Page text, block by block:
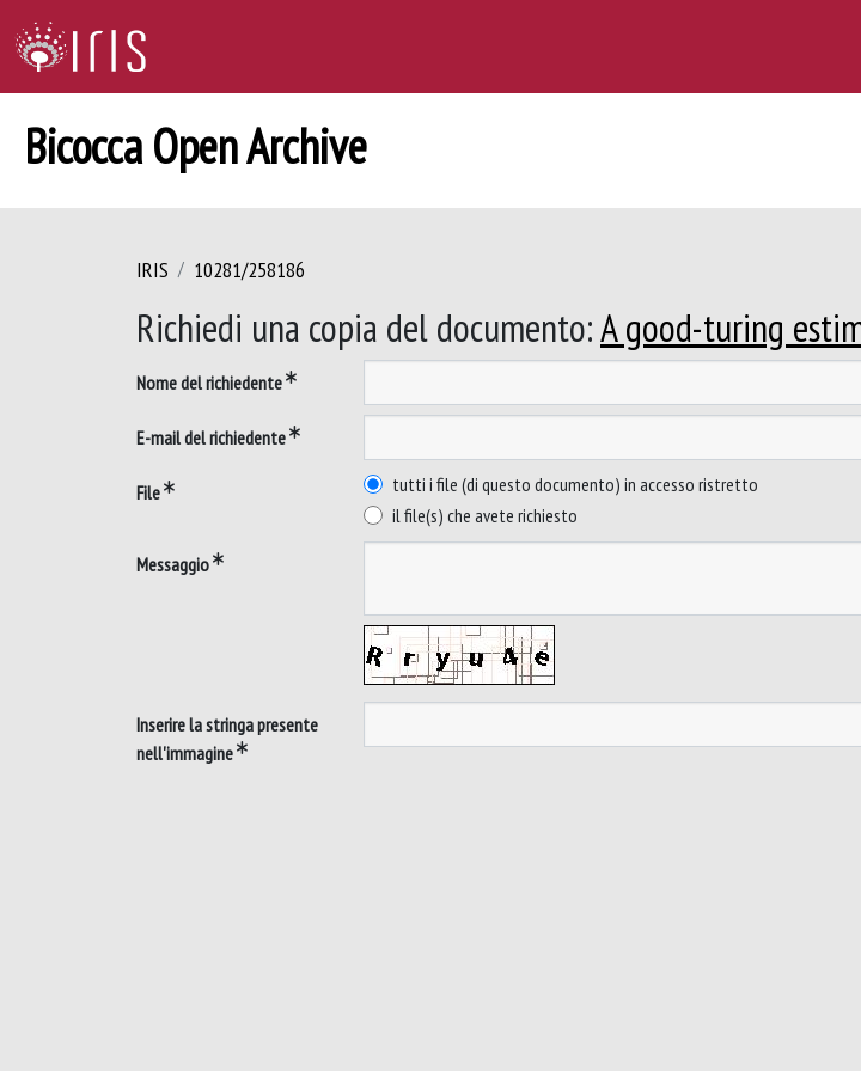
Bicocca Open Archive
IRIS 10281/258186
Richiedi una copia del documento:A good-turing
Nome del richiedente
E-mail del richiedente
File
tutti i file (di questo documento) in accesso ristretto
il file(s) che avete richiesto
Messaggio
Inserire la stringa presente
nell'immagine